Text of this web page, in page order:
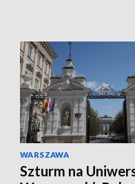
WARSZAWA
Szturm na